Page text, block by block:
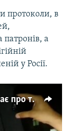
протоколи, в
патронів, а
у Росії.
Викрадений кримчанин розповідає про тортури, які до нього застосовували невідомі